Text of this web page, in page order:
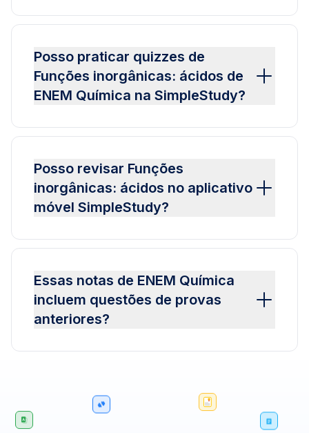
Posso praticar quizzes de
Funções inorgânicas: ácidos de
ENEM Química na SimpleStudy?
Posso revisar Funções
inorgânicas: ácidos no aplicativo
móvel SimpleStudy?
Essas notas de ENEM Química
incluem questões de provas
anteriores?